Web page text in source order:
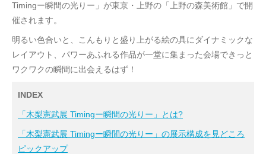
Timingー瞬間の光りー」が東京・上野の「上野の森美術館」で開
催されます。
明るい色合いと、こんもりと盛り上がる絵の具にダイナミックな
レイアウト、パワーあふれる作品が一堂に集まった会場できっと
ワクワクの瞬間に出会えるはず！
INDEX
「木梨憲武展 Timingー瞬間の光りー」とは?
「木梨憲武展 Timingー瞬間の光りー」の展示構成を見どころ
ピックアップ